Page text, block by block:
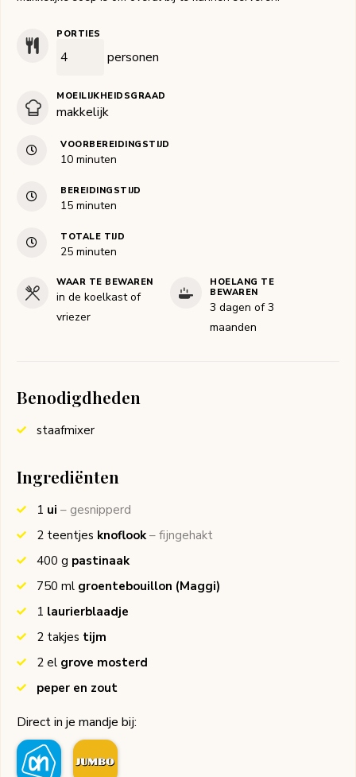
PORTIES
personen
MOEILIJKHEIDSGRAAD
makkelijk
VOORBEREIDINGSTIJD
10minuten
minuten
BEREIDINGSTIJD
15minuten
minuten
TOTALE TIJD
25minuten
minuten
WAAR TE BEWAREN
in de koelkast of
vriezer
HOELANG TE
BEWAREN
3 dagen of 3
maanden
Benodigdheden
staafmixer
Ingrediënten
1 ui – gesnipperd
2 teentjes knoflook – fijngehakt
400 g pastinaak
750 ml groentebouillon (Maggi)
1 laurierblaadje
2 takjes tijm
2 el grove mosterd
peper en zout
Direct in je mandje bij: